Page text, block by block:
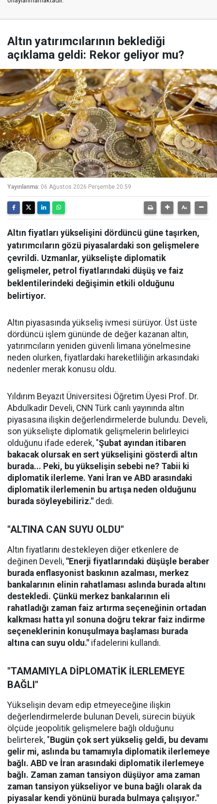
Altın yatırımcılarının beklediği
açıklama geldi: Rekor geliyor mu?
Yayınlanma: 06 Ağustos 2026 Perşembe 20:59
Altın fiyatları yükselişini dördüncü güne taşırken,
yatırımcıların gözü piyasalardaki son gelişmelere
çevrildi. Uzmanlar, yükselişte diplomatik
gelişmeler, petrol fiyatlarındaki düşüş ve faiz
beklentilerindeki değişimin etkili olduğunu
belirtiyor.
Altın piyasasında yükseliş ivmesi sürüyor. Üst üste
dördüncü işlem gününde de değer kazanan altın,
yatırımcıların yeniden güvenli limana yönelmesine
neden olurken, fiyatlardaki hareketliliğin arkasındaki
nedenler merak konusu oldu.
Yıldırım Beyazıt Üniversitesi Öğretim Üyesi Prof. Dr.
Abdulkadir Develi, CNN Türk canlı yayınında altın
piyasasına ilişkin değerlendirmelerde bulundu. Develi,
son yükselişte diplomatik gelişmelerin belirleyici
olduğunu ifade ederek, "Şubat ayından itibaren
bakacak olursak en sert yükselişini gösterdi altın
burada... Peki, bu yükselişin sebebi ne? Tabii ki
diplomatik ilerleme. Yani İran ve ABD arasındaki
diplomatik ilerlemenin bu artışa neden olduğunu
burada söyleyebiliriz." dedi.
"ALTINA CAN SUYU OLDU"
Altın fiyatlarını destekleyen diğer etkenlere de
değinen Develi, "Enerji fiyatlarındaki düşüşle beraber
burada enflasyonist baskının azalması, merkez
bankalarının elinin rahatlaması aslında burada altını
destekledi. Çünkü merkez bankalarının eli
rahatladığı zaman faiz artırma seçeneğinin ortadan
kalkması hatta yıl sonuna doğru tekrar faiz indirme
seçeneklerinin konuşulmaya başlaması burada
altına can suyu oldu." ifadelerini kullandı.
"TAMAMIYLA DİPLOMATİK İLERLEMEYE
BAĞLI"
Yükselişin devam edip etmeyeceğine ilişkin
değerlendirmelerde bulunan Develi, sürecin büyük
ölçüde jeopolitik gelişmelere bağlı olduğunu
belirterek, " Bugün çok sert yükseliş geldi, bu devamı
gelir mi, aslında bu tamamıyla diplomatik ilerlemeye
bağlı. ABD ve İran arasındaki diplomatik ilerlemeye
bağlı. Zaman zaman tansiyon düşüyor ama zaman
zaman tansiyon yükseliyor ve buna bağlı olarak da
piyasalar kendi yönünü burada bulmaya çalışıyor."